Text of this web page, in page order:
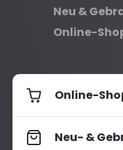
Neu &
Online-
Online-
Neu- &